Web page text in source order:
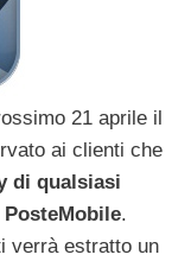
21 aprile il
ai clienti che
di qualsiasi
.
verrà estratto un